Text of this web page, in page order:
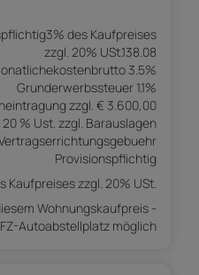
des Kaufpreises
zzgl. 20% USt.138.08
3.5%
Grunderwerbssteuer 1.1%
zzgl. € 3.600,00
20 % Ust. zzgl. Barauslagen
Provisionspflichtig
Kaufpreises zzgl. 20% USt.
Wohnungskaufpreis -
Autoabstellplatz möglich